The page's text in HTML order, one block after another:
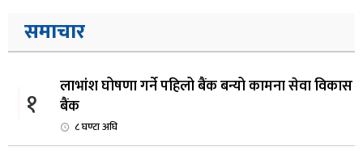
समाचार
१
लाभांश घोषणा गर्ने पहिलो बैंक बन्यो कामना सेवा विकास
बैंक
८ घण्टा अघि